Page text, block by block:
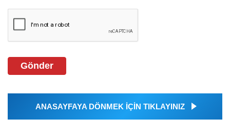
Gönder
ANASAYFAYA DÖNMEK İÇİN TIKLAYINIZ